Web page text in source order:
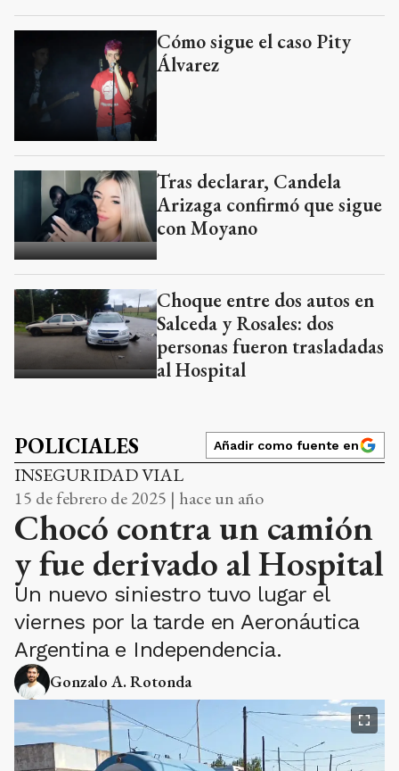
Cómo sigue el caso Pity
Álvarez
Tras declarar, Candela
Arizaga confirmó que sigue
con Moyano
Choque entre dos autos en
Salceda y Rosales: dos
personas fueron trasladadas
al Hospital
POLICIALES Añadir como fuente en
INSEGURIDAD VIAL
15 de febrero de 2025 | hace un año
Chocó contra un camión
y fue derivado al Hospital
Un nuevo siniestro tuvo lugar el
viernes por la tarde en Aeronáutica
Argentina e Independencia.
Gonzalo A. Rotonda